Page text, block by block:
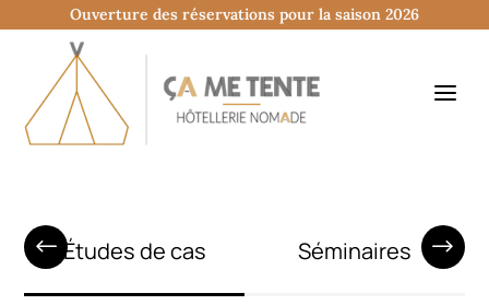
Ouverture des réservations pour la saison 2026
Accueil Articles
Études de cas Séminaires